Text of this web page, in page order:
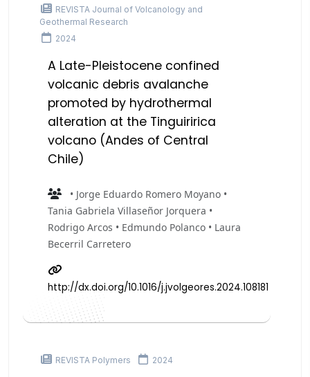
REVISTA Journal of Volcanology and
Geothermal Research
2024
A Late-Pleistocene confined
volcanic debris avalanche
promoted by hydrothermal
alteration at the Tinguiririca
volcano (Andes of Central
Chile)
• Jorge Eduardo Romero Moyano •
Tania Gabriela Villaseñor Jorquera •
Rodrigo Arcos • Edmundo Polanco • Laura
Becerril Carretero
http://dx.doi.org/10.1016/j.jvolgeores.2024.108181
REVISTA Polymers 2024